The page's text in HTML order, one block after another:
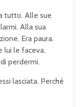
tutto. Alle sue
Alla sua
Era paura.
lui le faceva.
perdermi.
lasciata. Perché